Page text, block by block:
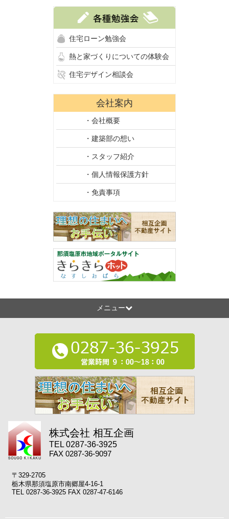
住宅ローン勉強会
熱と家づくりについての体験会
住宅デザイン相談会
会社案内
・会社概要
・建築部の想い
・スタッフ紹介
・個人情報保護方針
・免責事項
メニュー
株式会社 相互企画
TEL 0287-36-3925
FAX 0287-36-9097
〒329-2705
栃木県那須塩原市南郷屋4-16-1
TEL 0287-36-3925 FAX 0287-47-6146